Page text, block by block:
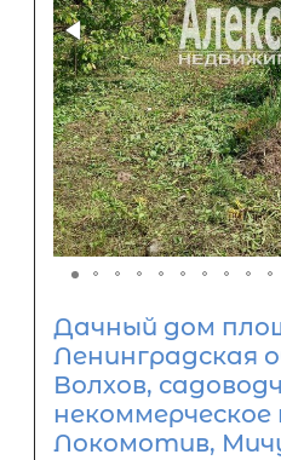
Дачный дом
Ленинградская
Волхов,
Локомотив,